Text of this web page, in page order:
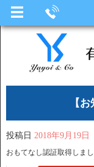
【
投稿日 2018年9月19日
おもてなし認証取得しま